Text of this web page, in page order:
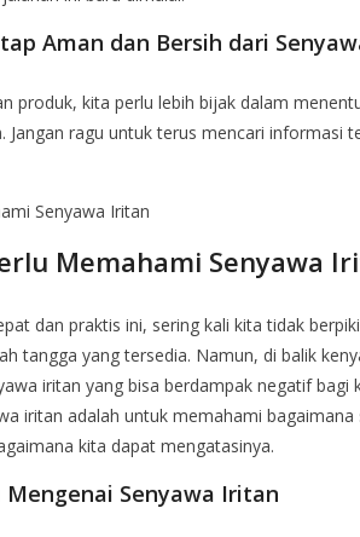
Aman dan Bersih dari
produk, kita perlu lebih bijak dalam
Jangan ragu untuk terus mencari informasi
Senyawa Iritan
Memahami Senyawa
dan praktis ini, sering kali kita tidak
tangga yang tersedia. Namun, di balik
iritan yang bisa berdampak negatif bagi
iritan adalah untuk memahami bagaimana
kita dapat mengatasinya.
Mengenai Senyawa Iritan